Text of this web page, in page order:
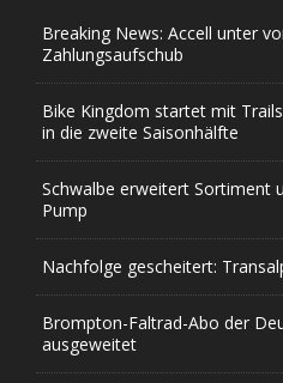
Breaking News: Accell unter
Zahlungsaufschub
Bike Kingdom startet mit
in die zweite Saisonhälfte
Schwalbe erweitert Sortiment
Pump
Nachfolge gescheitert:
Brompton-Faltrad-Abo der
ausgeweitet